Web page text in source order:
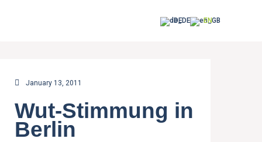
DE EN
January 13, 2011
Wut-Stimmung in
Berlin